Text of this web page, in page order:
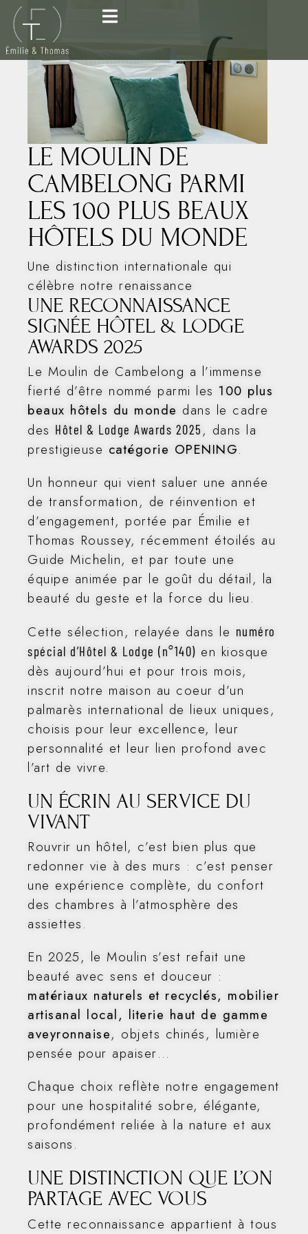
LE MOULIN DE
CAMBELONG PARMI
LES 100 PLUS BEAUX
HÔTELS DU MONDE
Une distinction internationale qui
célèbre notre renaissance
UNE RECONNAISSANCE
SIGNÉE HÔTEL & LODGE
AWARDS 2025
Le Moulin de Cambelong a l’immense
fierté d’être nommé parmi les 100 plus
beaux hôtels du monde dans le cadre
des Hôtel & Lodge Awards 2025 , dans la
prestigieuse catégorie OPENING.
Un honneur qui vient saluer une année
de transformation, de réinvention et
d’engagement, portée par Émilie et
Thomas Roussey, récemment étoilés au
Guide Michelin, et par toute une
équipe animée par le goût du détail, la
beauté du geste et la force du lieu.
Cette sélection, relayée dans le numéro
spécial d’Hôtel & Lodge (n°140) en kiosque
dès aujourd’hui et pour trois mois,
inscrit notre maison au coeur d’un
palmarès international de lieux uniques,
choisis pour leur excellence, leur
personnalité et leur lien profond avec
l’art de vivre.
UN ÉCRIN AU SERVICE DU
VIVANT
Rouvrir un hôtel, c’est bien plus que
redonner vie à des murs : c’est penser
une expérience complète, du confort
des chambres à l’atmosphère des
assiettes.
En 2025, le Moulin s’est refait une
beauté avec sens et douceur :
matériaux naturels et recyclés, mobilier
artisanal local, literie haut de gamme
aveyronnaise, objets chinés, lumière
pensée pour apaiser…
Chaque choix reflète notre engagement
pour une hospitalité sobre, élégante,
profondément reliée à la nature et aux
saisons.
UNE DISTINCTION QUE L’ON
PARTAGE AVEC VOUS
Cette reconnaissance appartient à tous